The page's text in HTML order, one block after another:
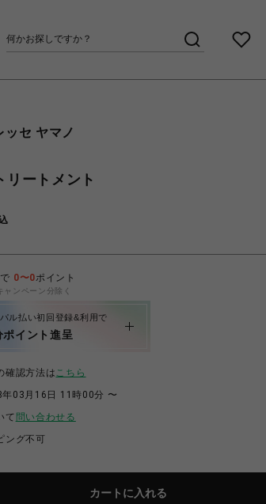
ッセ ヤマノ
ートメント
0〜0ポイント
ンペーン分除く
ル払い初回登録&利用で
イント進呈
確認方法はこちら
03月16日 11時00分 〜
て 問い合わせる
ング不可
カートに入れる